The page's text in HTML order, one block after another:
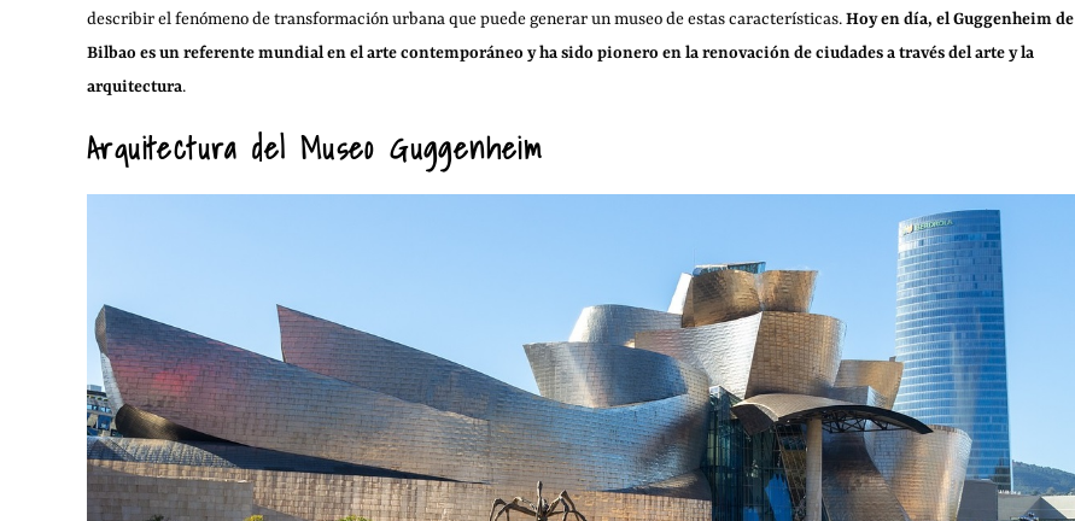
describir el fenómeno de transformación urbana que puede generar un museo de estas características.Hoy en día, el Guggenheim de
Bilbao es un referente mundial en el arte contemporáneo y ha sido pionero en la renovación de ciudades a través del arte y la
arquitectura.
Arquitectura del Museo Guggenheim